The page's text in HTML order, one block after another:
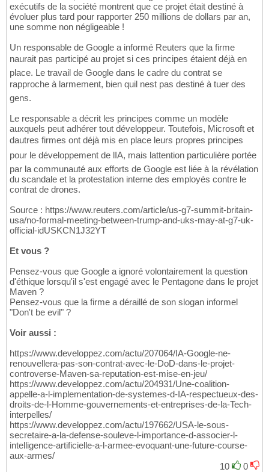
exécutifs de la société montrent que ce projet était destiné à
évoluer plus tard pour rapporter 250 millions de dollars par an,
une somme non négligeable !
Un responsable de Google a informé Reuters que la firme
naurait pas participé au projet si ces principes étaient déjà en
place. Le travail de Google dans le cadre du contrat se
rapproche à larmement, bien quil nest pas destiné à tuer des
gens.
Le responsable a décrit les principes comme un modèle
auxquels peut adhérer tout développeur. Toutefois, Microsoft et
dautres firmes ont déjà mis en place leurs propres principes
pour le développement de lIA, mais lattention particulière portée
par la communauté aux efforts de Google est liée à la révélation
du scandale et la protestation interne des employés contre le
contrat de drones.
Source : https://www.reuters.com/article/us-g7-summit-britain-
usa/no-formal-meeting-between-trump-and-uks-may-at-g7-uk-
official-idUSKCN1J32YT
Et vous ?
Pensez-vous que Google a ignoré volontairement la question
d'éthique lorsqu'il s'est engagé avec le Pentagone dans le projet
Maven ?
Pensez-vous que la firme a déraillé de son slogan informel
"Don't be evil" ?
Voir aussi :
https://www.developpez.com/actu/207064/IA-Google-ne-
renouvellera-pas-son-contrat-avec-le-DoD-dans-le-projet-
controverse-Maven-sa-reputation-est-mise-en-jeu/
https://www.developpez.com/actu/204931/Une-coalition-
appelle-a-l-implementation-de-systemes-d-IA-respectueux-des-
droits-de-l-Homme-gouvernements-et-entreprises-de-la-Tech-
interpelles/
https://www.developpez.com/actu/197662/USA-le-sous-
secretaire-a-la-defense-souleve-l-importance-d-associer-l-
intelligence-artificielle-a-l-armee-evoquant-une-future-course-
aux-armes/
10
0